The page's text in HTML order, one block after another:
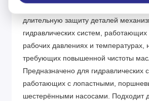
длительную защиту деталей
гидравлических систем, работающих
рабочих давлениях и температурах,
требующих повышенной чистоты
Предназначено для гидравлических
работающих с лопастными,
шестерёнными насосами. Подходит